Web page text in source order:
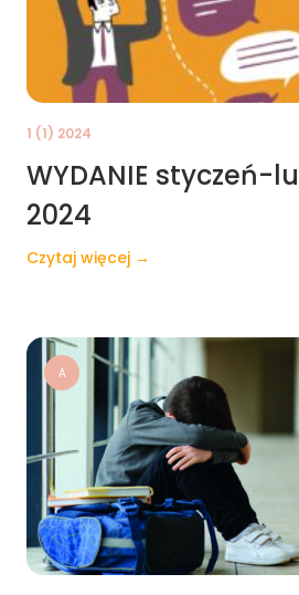
1 (1) 2024
WYDANIE styczeń-
2024
Czytaj więcej →
A